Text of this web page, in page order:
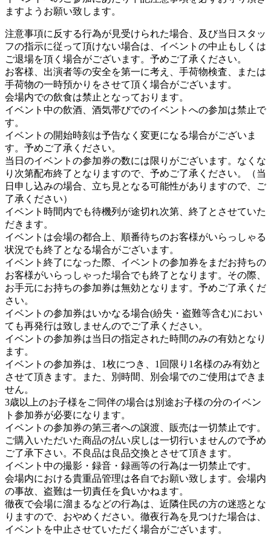
ますようお願い致します。
注意事項に反する行為が見受けられた場合、及び当日スタッ
フの指示に従って頂けない場合は、イベントの中止もしくは
ご退場を頂く場合がございます。予めご了承ください。
お客様、出演者等の安全を第一に考え、手荷物検査、または
手荷物の一時預かりをさせて頂く場合がございます。
会場内での飲食は禁止となっております。
イベント中の飲酒、酒気帯びでのイベントへの参加は禁止で
す。
イベントの開始時刻は予告なく変更になる場合がございま
す。予めご了承ください。
当日のイベントの参加券の数には限りがございます。なくな
り次第配布終了となりますので、予めご了承ください。（当
日申し込みの場合、立ち見となる可能性がありますので、ご
了承ください）
イベント時間内でも待機列が途切れ次第、終了とさせていた
だきます。
イベントは会場の都合上、順番待ちのお客様がいらっしゃる
状況でも終了となる場合がございます。
イベント終了になった際、イベントの参加券をまだお持ちの
お客様がいらっしゃった場合でも終了となります。その際、
お手元にお持ちの参加券は無効となります。予めご了承くだ
さい。
イベントの参加券はいかなる場合(紛失・盗難等含む)におい
ても再発行は致しませんのでご了承ください。
イベントの参加券は当日の指定された時間のみの有効となり
ます。
イベントの参加券は、1枚につき、1回限り1名様のみ有効と
させて頂きます。また、別時間、別会場でのご使用はできま
せん。
3歳以上のお子様をご同伴の場合は別途お子様の分のイベン
ト参加券が必要になります。
イベントの参加券の第三者への譲渡、販売は一切禁止です。
ご購入いただいた商品の払い戻しは一切行いませんので予め
ご了承下さい。不良品は良品交換とさせて頂きます。
イベント中の撮影・録音・録画等の行為は一切禁止です。
会場内における貴重品管理は各自でお願い致します。会場内
の事故、盗難は一切責任を負いかねます。
徹夜で会場に溜まるなどの行為は、近隣住民の方の迷惑とな
りますので、おやめください。徹夜行為を見つけた場合は、
イベントを中止させていただく場合がございます。